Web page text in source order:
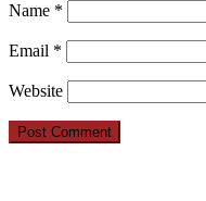
Name *
Email *
Website